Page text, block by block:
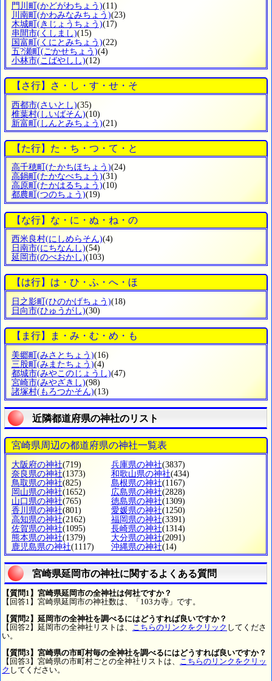
門川町 (かどがわちょう)(11)
川南町 (かわみなみちょう)(23)
木城町 (きじょうちょう)(17)
串間市(くしまし)(15)
国富町 (くにとみちょう)(22)
五?瀬町 (ごかせちょう)(4)
小林市(こばやしし)(12)
【さ行】さ・し・す・せ・そ
西都市(さいとし)(35)
椎葉村(しいばそん)(10)
新富町(しんとみちょう)(21)
【た行】た・ち・つ・て・と
高千穂町 (たかちほちょう)(24)
高鍋町 (たかなべちょう)(31)
高原町 (たかはるちょう)(10)
都農町 (つのちょう)(19)
【な行】な・に・ぬ・ね・の
西米良村(にしめらそん)(4)
日南市(にちなんし)(54)
延岡市(のべおかし)(103)
【は行】は・ひ・ふ・へ・ほ
日之影町 (ひのかげちょう)(18)
日向市(ひゅうがし)(30)
【ま行】ま・み・む・め・も
美郷町(みさとちょう)(16)
三股町(みまたちょう)(4)
都城市(みやこのじょうし)(47)
宮崎市(みやざきし)(98)
諸塚村(もろつかそん)(13)
近隣都道府県の神社のリスト
宮崎県周辺の都道府県の神社一覧表
大阪府の神社(719) 兵庫県の神社(3837)
奈良県の神社(1373) 和歌山県の神社(434)
鳥取県の神社(825) 島根県の神社(1167)
岡山県の神社(1652) 広島県の神社(2828)
山口県の神社(765) 徳島県の神社(1309)
香川県の神社(801) 愛媛県の神社(1250)
高知県の神社(2162) 福岡県の神社(3391)
佐賀県の神社(1095) 長崎県の神社(1314)
熊本県の神社(1379) 大分県の神社(2091)
鹿児島県の神社(1117) 沖縄県の神社(14)
宮崎県延岡市の神社に関するよくある質問
【質問1】宮崎県延岡市の全神社は何社ですか？
【回答1】宮崎県延岡市の神社数は、「103カ寺」です。
【質問2】延岡市の全神社を調べるにはどうすれば良いですか？
【回答2】延岡市の全神社リストは、
こちらのリンクをクリック してくださ
い。
【質問3】宮崎県の市町村毎の全神社を調べるにはどうすれば良いですか？
【回答3】宮崎県の市町村ごとの全神社リストは、
こちらのリンクをクリッ
ク してください。